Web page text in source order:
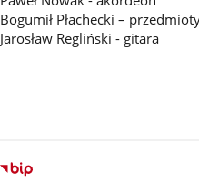
Bogumił Płachecki –
Jarosław Regliński - gitara